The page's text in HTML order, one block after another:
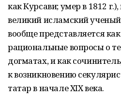
как Курсави; умер в 1812
великий исламский
вообще представляется
рациональные вопросы о
догматах, и как
к возникновению
татар в начале XIX века.